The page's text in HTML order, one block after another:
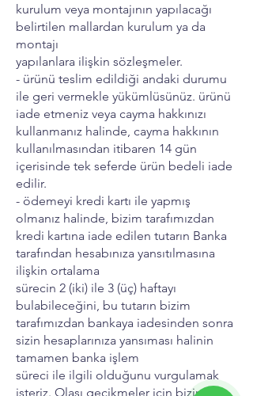
kurulum veya montajının yapılacağı
belirtilen mallardan kurulum ya da
montajı
yapılanlara ilişkin sözleşmeler.
- ürünü teslim edildiği andaki durumu
ile geri vermekle yükümlüsünüz. ürünü
iade etmeniz veya cayma hakkınızı
kullanmanız halinde, cayma hakkının
kullanılmasından itibaren 14 gün
içerisinde tek seferde ürün bedeli iade
edilir.
- ödemeyi kredi kartı ile yapmış
olmanız halinde, bizim tarafımızdan
kredi kartına iade edilen tutarın Banka
tarafından hesabınıza yansıtılmasına
ilişkin ortalama
sürecin 2 (iki) ile 3 (üç) haftayı
bulabileceğini, bu tutarın bizim
tarafımızdan bankaya iadesinden sonra
sizin hesaplarınıza yansıması halinin
tamamen banka işlem
süreci ile ilgili olduğunu vurgulamak
isteriz. Olası gecikmeler için bizim